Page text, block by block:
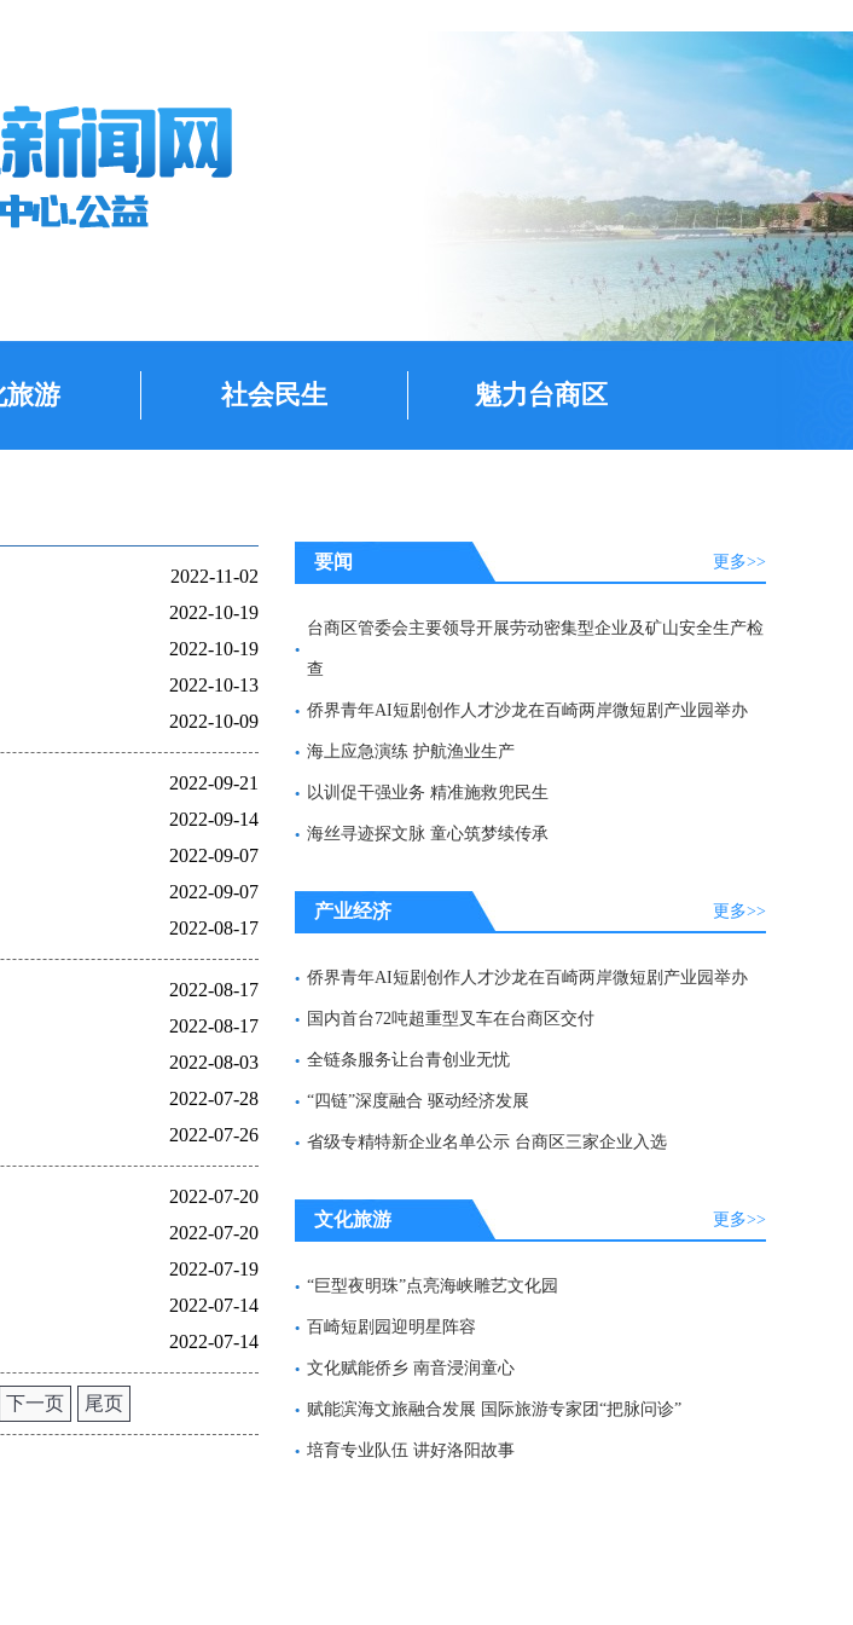
旅游 社会民生 魅力台商区
2022-11-02
2022-10-19
2022-10-19
2022-10-13
2022-10-09
2022-09-21
2022-09-14
2022-09-07
2022-09-07
2022-08-17
2022-08-17
2022-08-17
2022-08-03
2022-07-28
2022-07-26
2022-07-20
2022-07-20
2022-07-19
2022-07-14
2022-07-14
下一页 尾页
更多>>
要闻
台商区管委会主要领导开展劳动密集型企业及矿山安全生产检
查
侨界青年AI短剧创作人才沙龙在百崎两岸微短剧产业园举办
海上应急演练 护航渔业生产
以训促干强业务 精准施救兜民生
海丝寻迹探文脉 童心筑梦续传承
更多>>
产业经济
侨界青年AI短剧创作人才沙龙在百崎两岸微短剧产业园举办
国内首台72吨超重型叉车在台商区交付
全链条服务让台青创业无忧
“四链”深度融合 驱动经济发展
省级专精特新企业名单公示 台商区三家企业入选
更多>>
文化旅游
“巨型夜明珠”点亮海峡雕艺文化园
百崎短剧园迎明星阵容
文化赋能侨乡 南音浸润童心
赋能滨海文旅融合发展 国际旅游专家团“把脉问诊”
培育专业队伍 讲好洛阳故事